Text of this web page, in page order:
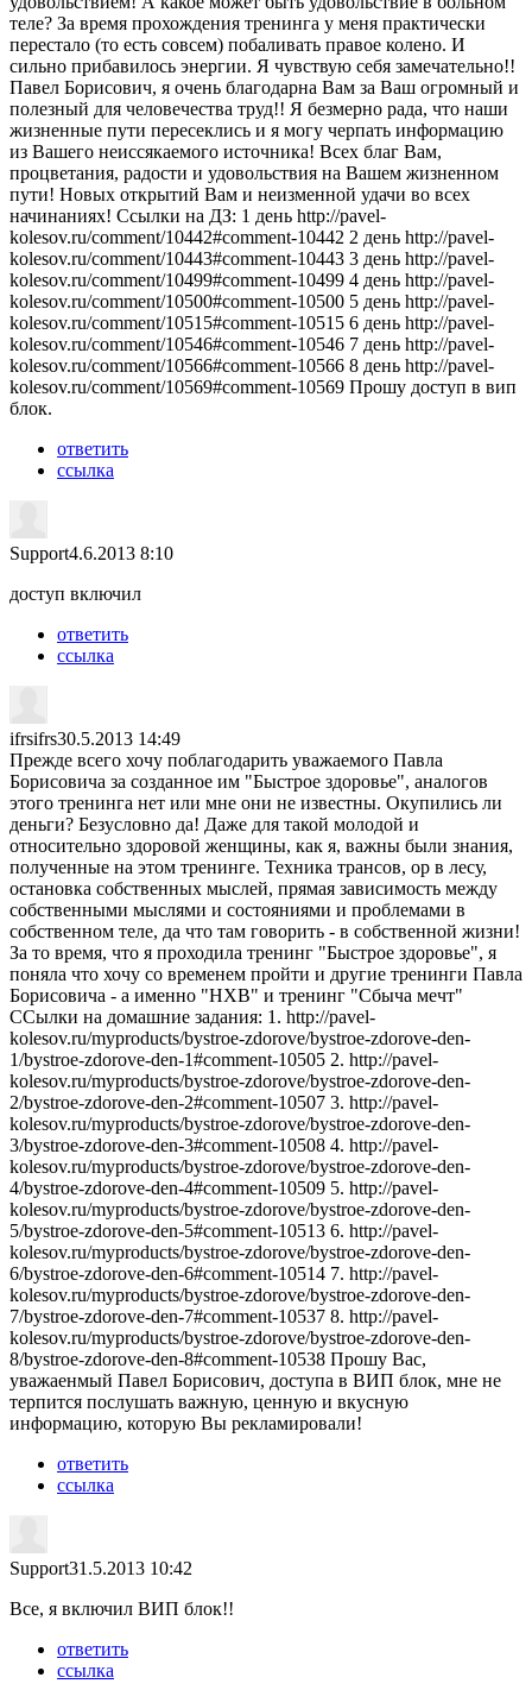
теле? За время прохождения тренинга у меня практически
перестало (то есть совсем) побаливать правое колено. И
сильно прибавилось энергии. Я чувствую себя замечательно!!
Павел Борисович, я очень благодарна Вам за Ваш огромный и
полезный для человечества труд!! Я безмерно рада, что наши
жизненные пути пересеклись и я могу черпать информацию
из Вашего неиссякаемого источника! Всех благ Вам,
процветания, радости и удовольствия на Вашем жизненном
пути! Новых открытий Вам и неизменной удачи во всех
начинаниях! Ссылки на ДЗ: 1 день http://pavel-
kolesov.ru/comment/10442#comment-10442 2 день http://pavel-
kolesov.ru/comment/10443#comment-10443 3 день http://pavel-
kolesov.ru/comment/10499#comment-10499 4 день http://pavel-
kolesov.ru/comment/10500#comment-10500 5 день http://pavel-
kolesov.ru/comment/10515#comment-10515 6 день http://pavel-
kolesov.ru/comment/10546#comment-10546 7 день http://pavel-
kolesov.ru/comment/10566#comment-10566 8 день http://pavel-
kolesov.ru/comment/10569#comment-10569 Прошу доступ в вип
блок.
ответить
ссылка
Support4.6.2013 8:10
доступ включил
ответить
ссылка
ifrsifrs30.5.2013 14:49
Прежде всего хочу поблагодарить уважаемого Павла
Борисовича за созданное им "Быстрое здоровье", аналогов
этого тренинга нет или мне они не известны. Окупились ли
деньги? Безусловно да! Даже для такой молодой и
относительно здоровой женщины, как я, важны были знания,
полученные на этом тренинге. Техника трансов, ор в лесу,
остановка собственных мыслей, прямая зависимость между
собственными мыслями и состояниями и проблемами в
собственном теле, да что там говорить - в собственной жизни!
За то время, что я проходила тренинг "Быстрое здоровье", я
поняла что хочу со временем пройти и другие тренинги Павла
Борисовича - а именно "НХВ" и тренинг "Сбыча мечт"
ССылки на домашние задания: 1. http://pavel-
kolesov.ru/myproducts/bystroe-zdorove/bystroe-zdorove-den-
1/bystroe-zdorove-den-1#comment-10505 2. http://pavel-
kolesov.ru/myproducts/bystroe-zdorove/bystroe-zdorove-den-
2/bystroe-zdorove-den-2#comment-10507 3. http://pavel-
kolesov.ru/myproducts/bystroe-zdorove/bystroe-zdorove-den-
3/bystroe-zdorove-den-3#comment-10508 4. http://pavel-
kolesov.ru/myproducts/bystroe-zdorove/bystroe-zdorove-den-
4/bystroe-zdorove-den-4#comment-10509 5. http://pavel-
kolesov.ru/myproducts/bystroe-zdorove/bystroe-zdorove-den-
5/bystroe-zdorove-den-5#comment-10513 6. http://pavel-
kolesov.ru/myproducts/bystroe-zdorove/bystroe-zdorove-den-
6/bystroe-zdorove-den-6#comment-10514 7. http://pavel-
kolesov.ru/myproducts/bystroe-zdorove/bystroe-zdorove-den-
7/bystroe-zdorove-den-7#comment-10537 8. http://pavel-
kolesov.ru/myproducts/bystroe-zdorove/bystroe-zdorove-den-
8/bystroe-zdorove-den-8#comment-10538 Прошу Вас,
уважаенмый Павел Борисович, доступа в ВИП блок, мне не
терпится послушать важную, ценную и вкусную
информацию, которую Вы рекламировали!
ответить
ссылка
Support31.5.2013 10:42
Все, я включил ВИП блок!!
ответить
ссылка